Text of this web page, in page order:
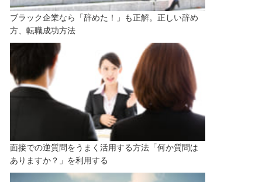
ブラック企業なら「辞めた！」も正解。正しい辞め
方、転職成功方法
面接での逆質問をうまく活用する方法「何か質問は
ありますか？」を利用する